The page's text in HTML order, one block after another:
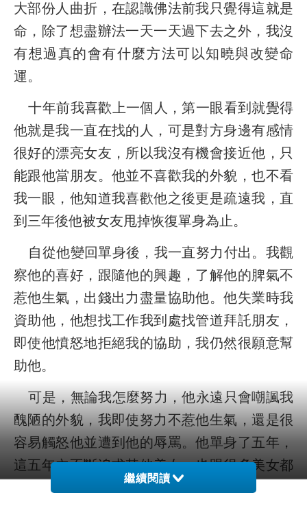
大部份人曲折，在認識佛法前我只覺得這就是
命，除了想盡辦法一天一天過下去之外，我沒
有想過真的會有什麼方法可以知曉與改變命
運。
十年前我喜歡上一個人，第一眼看到就覺得
他就是我一直在找的人，可是對方身邊有感情
很好的漂亮女友，所以我沒有機會接近他，只
能跟他當朋友。他並不喜歡我的外貌，也不看
我一眼，他知道我喜歡他之後更是疏遠我，直
到三年後他被女友甩掉恢復單身為止。
自從他變回單身後，我一直努力付出。我觀
察他的喜好，跟隨他的興趣，了解他的脾氣不
惹他生氣，出錢出力盡量協助他。他失業時我
資助他，他想找工作我到處找管道拜託朋友，
即使他憤怒地拒絕我的協助，我仍然很願意幫
助他。
可是，無論我怎麼努力，他永遠只會嘲諷我
醜陋的外貌，我即使努力不惹他生氣，還是很
容易觸怒他並遭到他的辱罵。他單身了五年，
這五年內不斷追求其他美女，也跟很多美女都
有曖昧，異性緣極佳很受歡迎，跟這些美女比
繼續閱讀